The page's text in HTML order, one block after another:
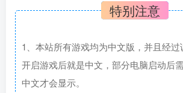
特别注意
1、本站所有游戏均为中文版，并且经
开启游戏后就是中文，部分电脑启动后
中文才会显示。